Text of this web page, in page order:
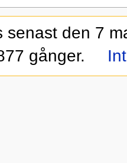
senast den 7
gånger.